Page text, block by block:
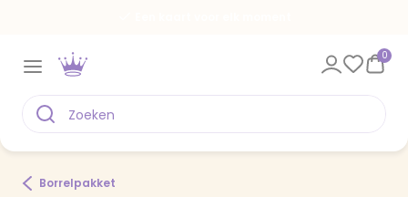
0
Borrelpakket